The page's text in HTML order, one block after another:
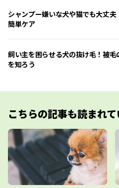
シャンプー嫌いな犬や猫でも大丈
簡単ケア
飼い主を困らせる犬の抜け毛！被
を知ろう
こちらの記事も読まれ